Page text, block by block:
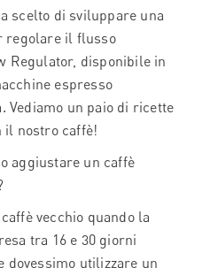
scelto di sviluppare una
regolare il flusso
Regulator, disponibile in
espresso
Vediamo un paio di ricette
il nostro caffè!
aggiustare un caffè
vecchio quando la
tra 16 e 30 giorni
dovessimo utilizzare un